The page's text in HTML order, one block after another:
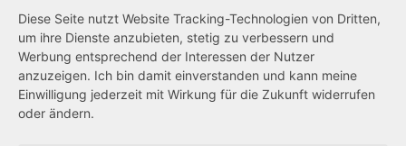
Netiquette
Transparenzanspruch
Hinweisgeberschutz
Diese Seite nutzt Website Tracking-Technologien von Dritten,
um ihre Dienste anzubieten, stetig zu verbessern und
Werbung entsprechend der Interessen der Nutzer
anzuzeigen. Ich bin damit einverstanden und kann meine
Einwilligung jederzeit mit Wirkung für die Zukunft widerrufen
oder ändern.